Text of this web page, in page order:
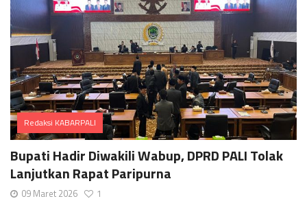
Redaksi KABARPALI
Comments
Bupati Hadir Diwakili Wabup, DPRD PALI Tolak
Lanjutkan Rapat Paripurna
09 Maret 2026 1